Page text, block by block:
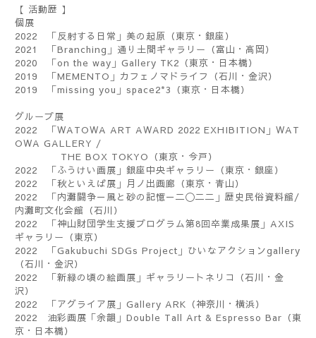
【 活動歴 】
個展
2022 「反射する日常」美の起原（東京・銀座）
2021
「Branching 」通り土間ギャラリー（富山・高岡）
2020 「on the way 」 Gallery TK2 （東京・日本橋）
2019 「MEMENTO 」カフェノマドライフ（石川・金沢）
2019 「missing you 」 space2*3 （東京・日本橋）
グループ展
2022 「WATOWA ART AWARD 2022 EXHIBITION 」 WAT
OWA GALLERY /
THE BOX TOKYO
（東京・今戸）
2022 「ふうけい画展」銀座中央ギャラリー（東京・銀座）
2022 「秋といえば展」月ノ出画廊（東京・青山）
2022 「内灘闘争－風と砂の記憶－二〇二二」歴史民俗資料館 /
内灘町文化会館（石川）
2022 「神山財団学生支援プログラム第8回卒業成果展」 AXIS
ギャラリー（東京）
2022 「Gakubuchi SDGs Project 」ひいなアクションgallery
（石川・金沢）
2022 「新緑の頃の絵画展」ギャラリートネリコ（石川・金
沢）
2022 「アグライア展」 Gallery ARK （神奈川・横浜）
2022 油彩画展「余韻」 Double Tall Art & Espresso Bar （東
京・日本橋）